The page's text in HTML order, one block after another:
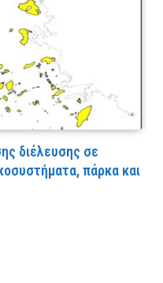
διέλευσης σε
πάρκα και